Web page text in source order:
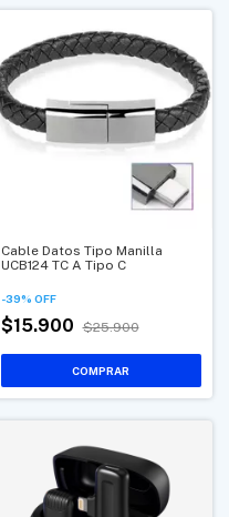
Cable Datos Tipo Manilla
UCB124 TC A Tipo C
-39% OFF
$15.900 $25.900